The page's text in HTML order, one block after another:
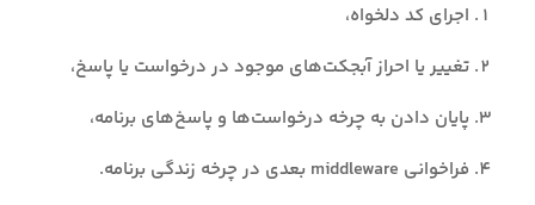
اجرای کد دلخواه،
تغییر یا احراز آبجکت‌های موجود در درخواست یا پاسخ،
پایان دادن به چرخه درخواست‌ها و پاسخ‌های برنامه،
فراخوانی middleware بعدی در چرخه زندگی برنامه.